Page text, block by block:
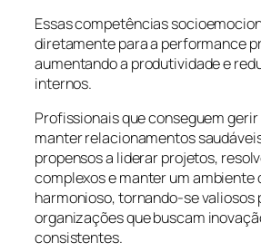
Essas competências
diretamente para a performance
aumentando a produtividade e
internos.
Profissionais que conseguem
manter relacionamentos
propensos a liderar projetos,
complexos e manter um ambiente
harmonioso, tornando-se valiosos
organizações que buscam
consistentes.